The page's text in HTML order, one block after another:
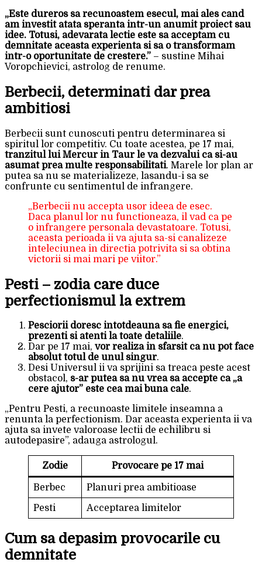
„Este dureros sa recunoastem esecul, mai ales cand
am investit atata speranta intr-un anumit proiect sau
idee. Totusi, adevarata lectie este sa acceptam cu
demnitate aceasta experienta si sa o transformam
intr-o oportunitate de crestere.” – sustine Mihai
Voropchievici, astrolog de renume.
Berbecii, determinati dar prea
ambitiosi
Berbecii sunt cunoscuti pentru determinarea si
spiritul lor competitiv. Cu toate acestea, pe 17 mai,
tranzitul lui Mercur in Taur le va dezvalui ca si-au
asumat prea multe responsabilitati. Marele lor plan ar
putea sa nu se materializeze, lasandu-i sa se
confrunte cu sentimentul de infrangere.
„Berbecii nu accepta usor ideea de esec.
Daca planul lor nu functioneaza, il vad ca pe
o infrangere personala devastatoare. Totusi,
aceasta perioada ii va ajuta sa-si canalizeze
inteleciunea in directia potrivita si sa obtina
victorii si mai mari pe viitor.”
Pesti – zodia care duce
perfectionismul la extrem
Pesciorii doresc intotdeauna sa fie energici,
prezenti si atenti la toate detaliile.
Dar pe 17 mai, vor realiza in sfarsit ca nu pot face
absolut totul de unul singur.
Desi Universul ii va sprijini sa treaca peste acest
obstacol, s-ar putea sa nu vrea sa accepte ca „a
cere ajutor” este cea mai buna cale.
„Pentru Pesti, a recunoaste limitele inseamna a
renunta la perfectionism. Dar aceasta experienta ii va
ajuta sa invete valoroase lectii de echilibru si
autodepasire”, adauga astrologul.
Zodie Provocare pe 17 mai
Berbec
Planuri prea ambitioase
Pesti
Acceptarea limitelor
Cum sa depasim provocarile cu
demnitate